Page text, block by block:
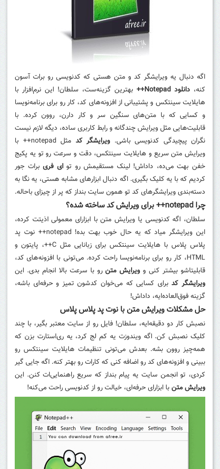
اگه دنبال یه ویرایشگر کد و متن هستی که کدنویسی رو برات آسون
کنه، دانلود Notepad++
بهترین گزینه‌ست، سلطان! این نرم‌افزار با
هایلایت سینتکس و پشتیبانی از افزونه‌های کد، کار رو برای برنامه‌نویسا
و کسایی که با متن‌های سنگین سر و کار دارن، روون کرده. با
قابلیت‌هایی مثل ویرایش چندگانه و رابط کاربری ساده، دیگه لازم نیست
نگران پیچیدگی کدنویسی باشی. ویرایشگر کد
مثل notepad++ با
ویرایش متن سریع و هایلایت سینتکس، دقت و سرعت رو تو یه پکیج
خفن بهت می‌ده، داداش! لینک مستقیمش رو توای فریبرات جور
کردیم که با یه کلیک بگیری. اگه دنبال ابزارهای مشابه هستی، یه نگا به
دسته‌بندی ویرایشگرهای کد تو همون سایت بنداز که پر از چیزای باحاله.
چرا notepad++ برای ویرایش کد ساخته شده؟
سلطان، اگه کدنویسی یا ویرایش متن با ابزارای معمولی اذیتت کرده،
این ویرایشگر میاد که یه حال خوب بهت بده! notepad++ نوت پد
پلاس پلاس با هایلایت سینتکس برای زبانایی مثل C++، پایتون و
HTML، کار رو برای برنامه‌نویسا راحت کرده. می‌تونی با افزونه‌های کد،
قابلیتاشو بیشتر کنی و ویرایش متنرو با سرعت بالا انجام بدی. این
ویرایشگر کدبرای کسایی که می‌خوان کدشون تمیز و حرفه‌ای باشه،
گزینه فوق‌العاده‌ایه، داداش!
حل مشکلات ویرایش متن با نوت پد پلاس پلاس
نصبش کار دو دقیقه‌ایه، سلطان! فایل رو از سایت معتبر بگیر، با چند
کلیک نصبش کن. اگه ویندوزت یه کم لج کرد، یه ری‌استارت بزن که
همه‌چیز روون بشه. بعدش می‌تونی تنظیمات هایلایت سینتکس رو
ببینی و افزونه‌های کد رو اضافه کنی که کارات رو بهتر کنه. اگه جایی گیر
کردی، تو انجمن سایت یه پیام بنداز که سریع راهنمایی‌ات کنن. این
ویرایش متنبا ابزارای حرفه‌ای، خیالت رو از کدنویسی راحت می‌کنه!